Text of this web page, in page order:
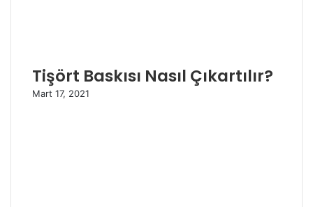
Tişört Baskısı Nasıl Çıkartılır?
Mart 17, 2021